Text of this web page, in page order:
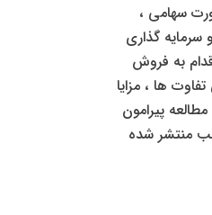
سهامی ،
گذاری
به فروش
ها ، مزایا
پیرامون
منتشر شده